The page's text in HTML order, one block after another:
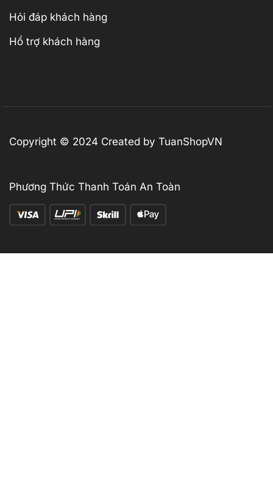
Hỏi đáp khách hàng
Hổ trợ khách hàng
Copyright © 2024 Created by TuanShopVN
Phương Thức Thanh Toán An Toàn